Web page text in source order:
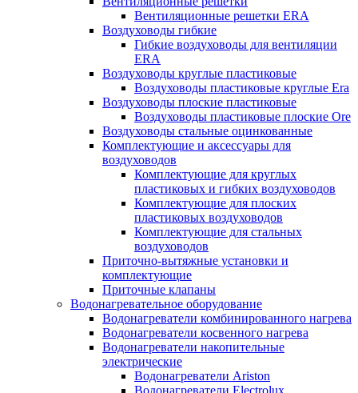
Вентиляционные решетки ERA
Воздуховоды гибкие
Гибкие воздуховоды для вентиляции
ERA
Воздуховоды круглые пластиковые
Воздуховоды пластиковые круглые Era
Воздуховоды плоские пластиковые
Воздуховоды пластиковые плоские Ore
Воздуховоды стальные оцинкованные
Комплектующие и аксессуары для
воздуховодов
Комплектующие для круглых
пластиковых и гибких воздуховодов
Комплектующие для плоских
пластиковых воздуховодов
Комплектующие для стальных
воздуховодов
Приточно-вытяжные установки и
комплектующие
Приточные клапаны
Водонагревательное оборудование
Водонагреватели комбинированного нагрева
Водонагреватели косвенного нагрева
Водонагреватели накопительные
электрические
Водонагреватели Ariston